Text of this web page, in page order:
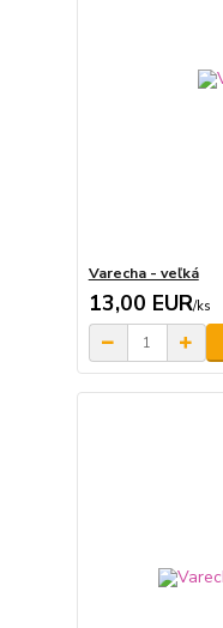
Varecha - veľká
13,00 EUR/ks